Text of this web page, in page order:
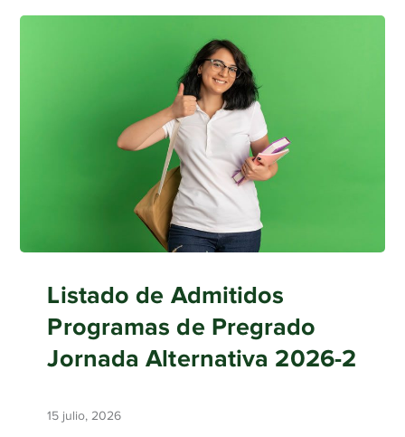
Listado de Admitidos
Programas de Pregrado
Jornada Alternativa 2026-2
15 julio, 2026